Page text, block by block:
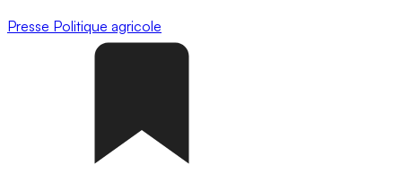
Presse Politique agricole